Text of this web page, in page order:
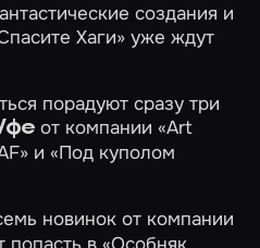
создания и
Хаги» уже ждут
порадуют сразу три
от компании «Art
и«Под куполом
новинок от компании